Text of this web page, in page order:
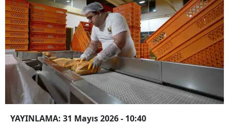
YAYINLAMA: 31 Mayıs 2026 - 10:40